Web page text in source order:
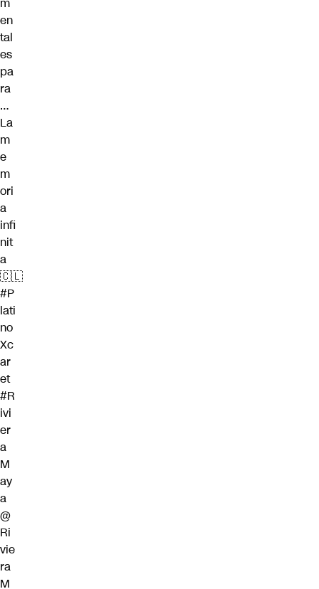
en
tal
es
pa
ra
…
La
m
e
m
ori
a
infi
nit
a
🇨🇱
#P
lati
no
Xc
ar
et
#R
ivi
er
a
M
ay
a
@
Ri
vie
ra
M